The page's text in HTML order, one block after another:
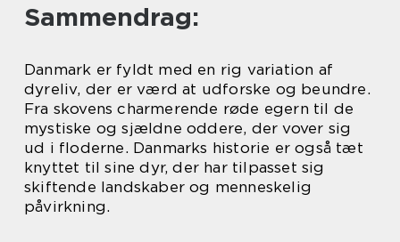
Sammendrag:
Danmark er fyldt med en rig variation af
dyreliv, der er værd at udforske og beundre.
Fra skovens charmerende røde egern til de
mystiske og sjældne oddere, der vover sig
ud i floderne. Danmarks historie er også tæt
knyttet til sine dyr, der har tilpasset sig
skiftende landskaber og menneskelig
påvirkning.